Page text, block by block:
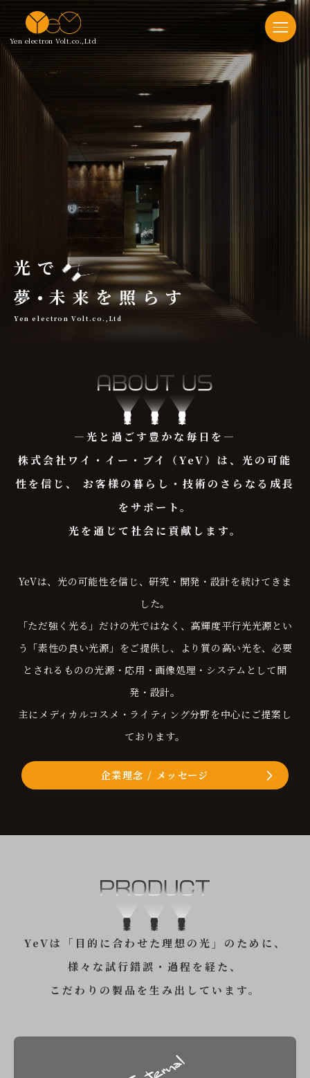
Yen electron Volt.co.,Ltd
光で
夢•未来を照らす
Yen electron Volt.co.,Ltd
―光と過ごす豊かな毎日を―
株式会社ワイ・イー・ブイ（YeV）は、光の可能
性を信じ、
お客様の暮らし・技術のさらなる成長
をサポート。
光を通じて社会に貢献します。
YeVは、光の可能性を信じ、研究・開発・設計を続けてきま
した。
「ただ強く光る」だけの光ではなく、高輝度平行光光源とい
う「素性の良い光源」をご提供し、より質の高い光を、必要
とされるものの光源・応用・画像処理・システムとして開
発・設計。
主にメディカルコスメ・ライティング分野を中心にご提案し
ております。
企業理念 / メッセージ
YeVは「目的に合わせた理想の光」のために、
様々な試行錯誤・過程を経た、
こだわりの製品を生み出しています。